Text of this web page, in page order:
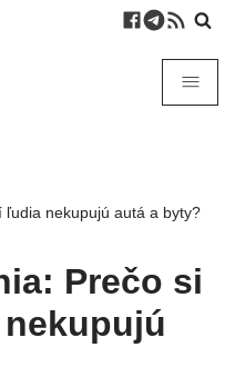
ľudia nekupujú autá a byty?
Prečo si